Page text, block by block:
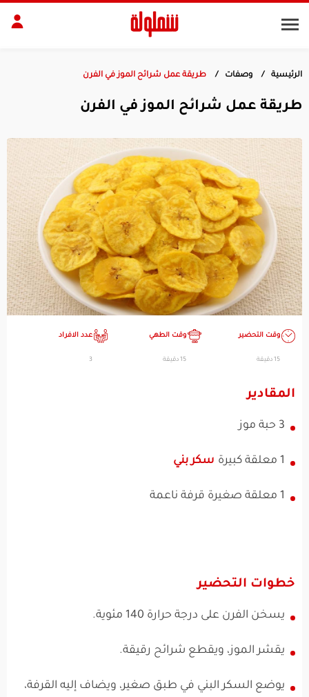
الرئيسية وصفات طريقة عمل شرائح الموز في الفرن
طريقة عمل شرائح الموز في الفرن
وقت التحضير
15 دقيقة
وقت الطهي
15 دقيقة
عدد الافراد
3
المقادير
3 حبة موز
1 معلقة كبيرة سكر بني
1 معلقة صغيرة قرفة ناعمة
خطوات التحضير
يسخن الفرن على درجة حرارة 140 مئوية.
يقشر الموز، ويقطع شرائح رقيقة.
يوضع السكر البني في طبق صغير، ويضاف إليه القرفة،
الجسم
ديكور